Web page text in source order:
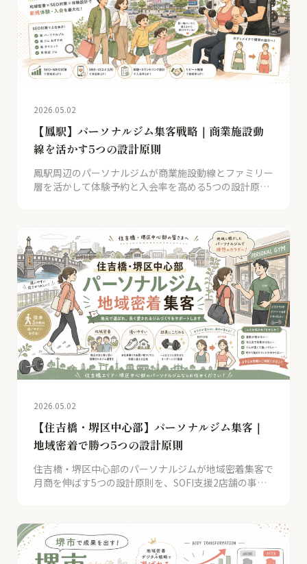
2026.05.02
【鳳駅】パーソナルジム集客戦略｜商業施設動
線を活かす5つの設計原則
鳳駅周辺のパーソナルジムが商業施設動線とファミリー
層を活かして体験予約と入会率を高める5つの設計原則
2026.05.02
【住吉橋・堺区中心部】パーソナルジム集客｜
地域密着で勝つ5つの設計原則
住吉橋・堺区中心部のパーソナルジムが地域密着集客で
月商を伸ばす5つの設計原則を、SOFI支援2店舗の事例